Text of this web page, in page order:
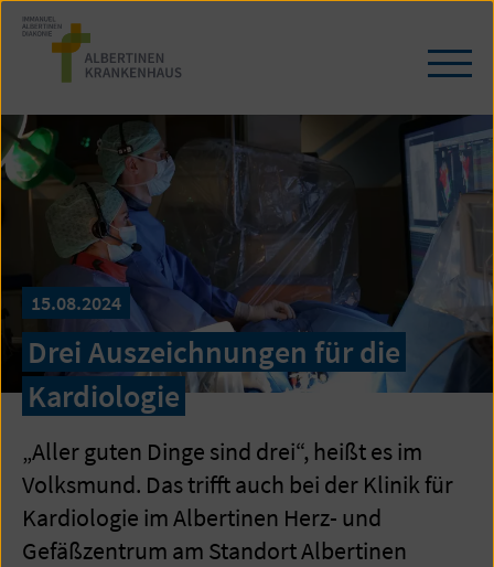
Zum
Seiteninhalt
springen
/
15.08.2024
Drei Auszeichnungen für die
Kardiologie
„Aller guten Dinge sind drei“, heißt es im
Volksmund. Das trifft auch bei der Klinik für
Kardiologie im Albertinen Herz- und
Gefäßzentrum am Standort Albertinen